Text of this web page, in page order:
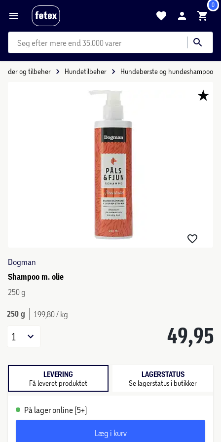
0
mere end 35.000 varer
og tilbehør Hundetilbehør Hundebørste og hundeshampoo
Dogman
Shampoo m. olie
250 g
250 g 199,80 / kg
49,95
1
LEVERING
Få leveret produktet
LAGERSTATUS
Se lagerstatus i butikker
På lager online (5+)
Læg i kurv